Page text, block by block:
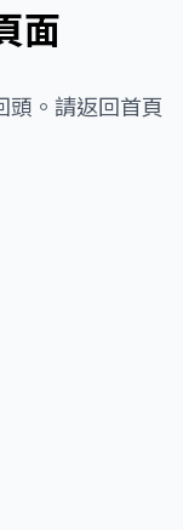
面
頭。請返回首頁